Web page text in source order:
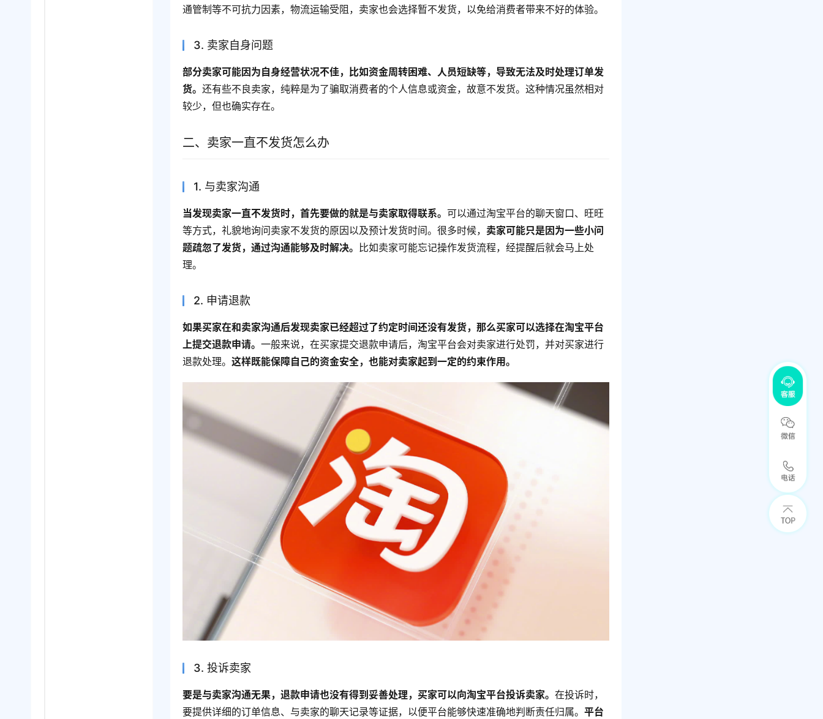
通管制等不可抗力因素，物流运输受阻，卖家也会选择暂不发货，以免给消费者带来不好的体验。
3. 卖家自身问题
部分卖家可能因为自身经营状况不佳，比如资金周转困难、人员短缺等，导致无法及时处理订单发
货。还有些不良卖家，纯粹是为了骗取消费者的个人信息或资金，故意不发货。这种情况虽然相对
较少，但也确实存在。
二、卖家一直不发货怎么办
1. 与卖家沟通
当发现卖家一直不发货时，首先要做的就是与卖家取得联系。可以通过淘宝平台的聊天窗口、旺旺
等方式，礼貌地询问卖家不发货的原因以及预计发货时间。很多时候， 卖家可能只是因为一些小问
题疏忽了发货，通过沟通能够及时解决。 比如卖家可能忘记操作发货流程，经提醒后就会马上处
理。
2. 申请退款
如果买家在和卖家沟通后发现卖家已经超过了约定时间还没有发货，那么买家可以选择在淘宝平台
上提交退款申请。一般来说，在买家提交退款申请后，淘宝平台会对卖家进行处罚，并对买家进行
退款处理。这样既能保障自己的资金安全，也能对卖家起到一定的约束作用。
3. 投诉卖家
要是与卖家沟通无果，退款申请也没有得到妥善处理，买家可以向淘宝平台投诉卖家。在投诉时，
要提供详细的订单信息、与卖家的聊天记录等证据，以便平台能够快速准确地判断责任归属。平台